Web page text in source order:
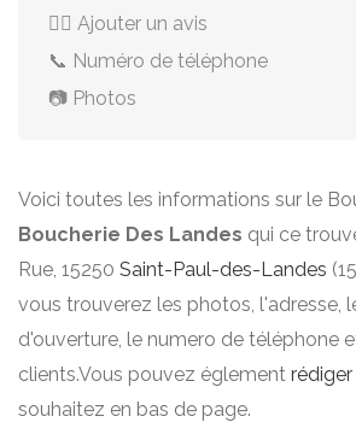
✍🏻 Ajouter un avis
📞 Numéro de téléphone
📷 Photos
Voici toutes les informations sur le
Boucherie Des Landes qui ce
Rue, 15250 Saint-Paul-des-Landes
vous trouverez les photos, l'adresse,
d'ouverture, le numero de téléphone
clients.Vous pouvez églement rédiger
souhaitez en bas de page.